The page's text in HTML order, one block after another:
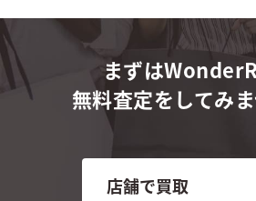
まずは
無料査定をしてみ
店舗で買取